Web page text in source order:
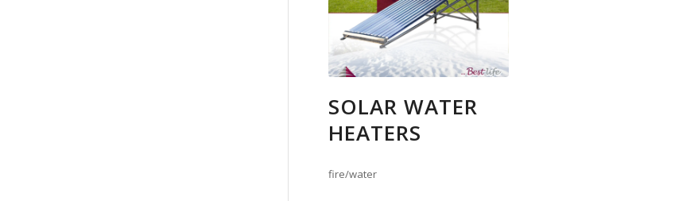
SOLAR WATER
HEATERS
fire/water